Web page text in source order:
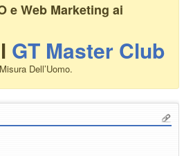
e Web Marketing ai
GT Master Club
Dell’Uomo.